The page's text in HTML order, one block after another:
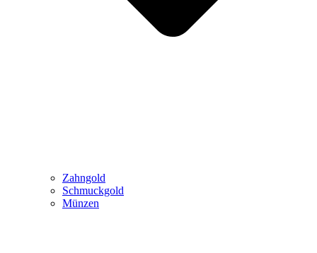
Zahngold
Schmuckgold
Münzen